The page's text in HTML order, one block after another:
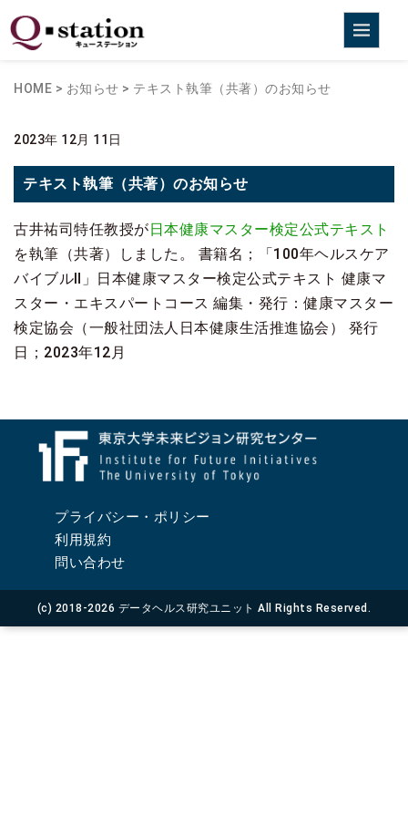
HOME > お知らせ > テキスト執筆（共著）のお知らせ
2023年 12月 11日
テキスト執筆（共著）のお知らせ
古井祐司特任教授が日本健康マスター検定公式テキスト
を執筆（共著）しました。 書籍名；「100年ヘルスケア
バイブルⅡ」日本健康マスター検定公式テキスト 健康マ
スター・エキスパートコース 編集・発行：健康マスター
検定協会（一般社団法人日本健康生活推進協会） 発行
日；2023年12月
プライバシー・ポリシー
利用規約
問い合わせ
(c) 2018-2026 データヘルス研究ユニット All Rights Reserved.